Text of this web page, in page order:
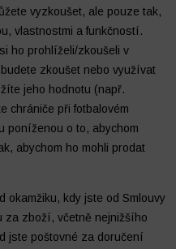
vyzkoušet, ale pouze tak,
vlastnostmi a funkčností.
ho prohlíželi/zkoušeli v
zkoušet nebo využívat
jeho hodnotu (např.
chrániče při fotbalovém
poníženou o to, abychom
abychom ho mohli prodat
okamžiku, kdy jste od Smlouvy
za zboží, včetně nejnižšího
jste poštovné za doručení